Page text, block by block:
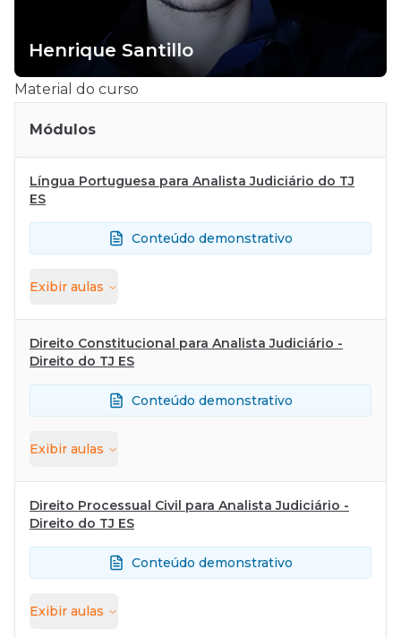
Henrique Santillo
Material do curso
Módulos
Língua Portuguesa para Analista Judiciário do TJ
ES
Conteúdo demonstrativo
Exibir aulas
Direito Constitucional para Analista Judiciário -
Direito do TJ ES
Conteúdo demonstrativo
Exibir aulas
Direito Processual Civil para Analista Judiciário -
Direito do TJ ES
Conteúdo demonstrativo
Exibir aulas